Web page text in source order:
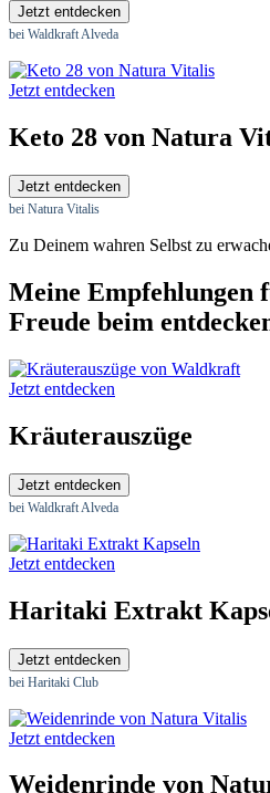
Jetzt entdecken
bei Waldkraft Alveda
Jetzt entdecken
Keto 28 von Natura
Jetzt entdecken
bei Natura Vitalis
Zu Deinem wahren Selbst zu
Meine Empfehlungen
Freude beim
Jetzt entdecken
Kräuterauszüge
Jetzt entdecken
bei Waldkraft Alveda
Jetzt entdecken
Haritaki Extrakt
Jetzt entdecken
bei Haritaki Club
Jetzt entdecken
Weidenrinde von